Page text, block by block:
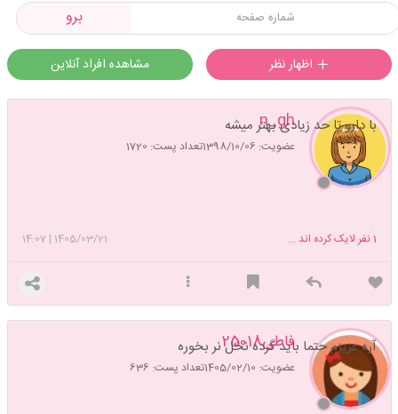
برو
مشاهده افراد آنلاین
n_gh
عضویت: 1398/10/06 تعداد پست: 1720
با دارو تا حد زیادی بهتر میشه
1405/03/21
|
14:07 1نفر لایک کرده اند ...
فاطی25018
عضویت: 1405/02/10 تعداد پست: 636
آره عزیزم حتما باید گرده نخل نر بخوره